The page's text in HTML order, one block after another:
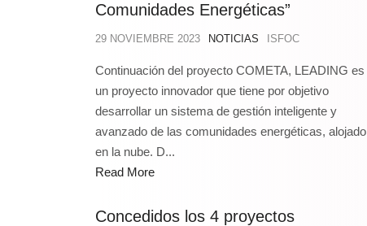
Comunidades Energéticas”
29 NOVIEMBRE 2023 NOTICIAS ISFOC
Continuación del proyecto COMETA, LEADING es
un proyecto innovador que tiene por objetivo
desarrollar un sistema de gestión inteligente y
avanzado de las comunidades energéticas, alojado
en la nube. D...
Read More
Concedidos los 4 proyectos